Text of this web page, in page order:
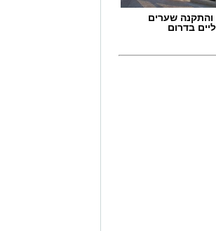
והתקנה שערים
בדרום